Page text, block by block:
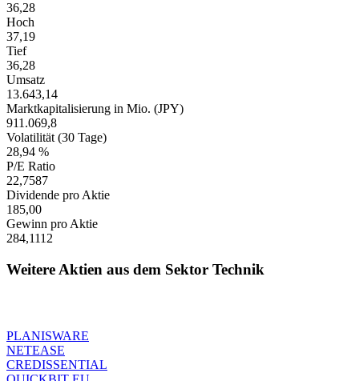
36,28
Hoch
37,19
Tief
36,28
Umsatz
13.643,14
Marktkapitalisierung in Mio. (JPY)
911.069,8
Volatilität (30 Tage)
28,94 %
P/E Ratio
22,7587
Dividende pro Aktie
185,00
Gewinn pro Aktie
284,1112
Weitere Aktien aus dem Sektor Technik
PLANISWARE
NETEASE
CREDISSENTIAL